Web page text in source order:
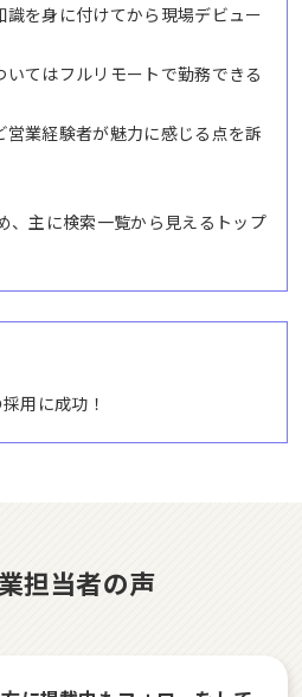
を身に付けてから現場デビュー
てはフルリモートで勤務できる
業経験者が魅力に感じる点を訴
、主に検索一覧から見えるトップ
用に成功！
担当者の声